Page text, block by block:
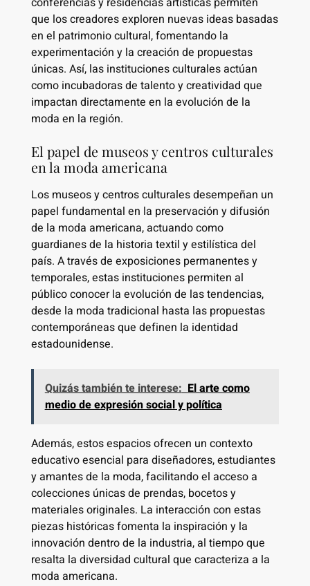
que los creadores exploren nuevas ideas basadas
en el patrimonio cultural, fomentando la
experimentación y la creación de propuestas
únicas. Así, las instituciones culturales actúan
como incubadoras de talento y creatividad que
impactan directamente en la evolución de la
moda en la región.
El papel de museos y centros culturales
en la moda americana
Los museos y centros culturales desempeñan un
papel fundamental en la preservación y difusión
de la moda americana, actuando como
guardianes de la historia textil y estilística del
país. A través de exposiciones permanentes y
temporales, estas instituciones permiten al
público conocer la evolución de las tendencias,
desde la moda tradicional hasta las propuestas
contemporáneas que definen la identidad
estadounidense.
Quizás también te interese: El arte como
medio de expresión social y política
Además, estos espacios ofrecen un contexto
educativo esencial para diseñadores, estudiantes
y amantes de la moda, facilitando el acceso a
colecciones únicas de prendas, bocetos y
materiales originales. La interacción con estas
piezas históricas fomenta la inspiración y la
innovación dentro de la industria, al tiempo que
resalta la diversidad cultural que caracteriza a la
moda americana.